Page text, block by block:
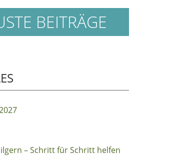
BEITRÄGE
– Schritt für Schritt helfen